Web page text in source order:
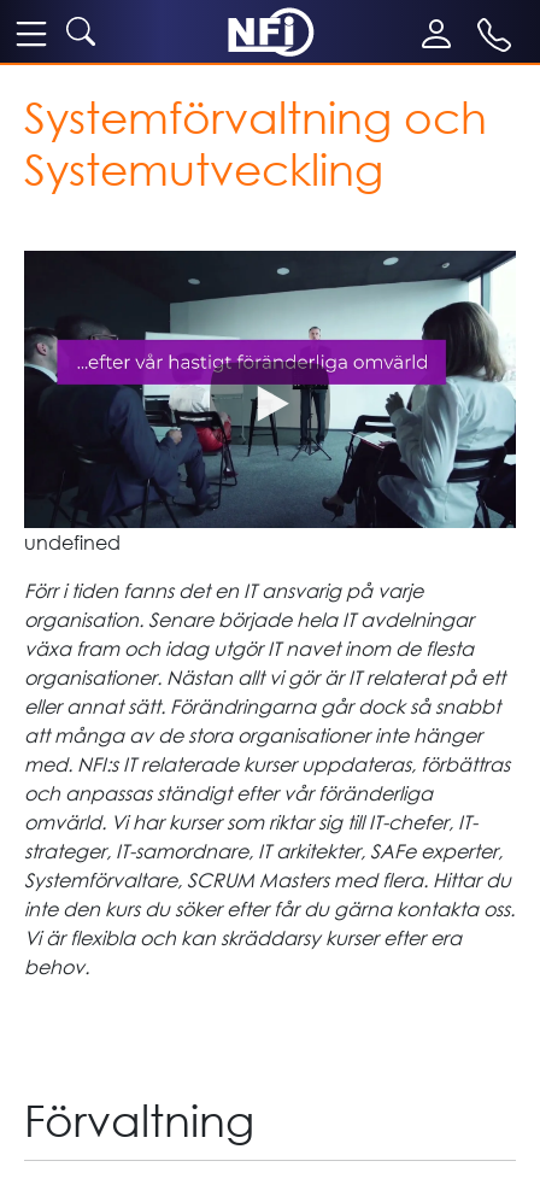
Systemförvaltning och
Systemutveckling
undefined
Förr i tiden fanns det en IT ansvarig på varje
organisation. Senare började hela IT avdelningar
växa fram och idag utgör IT navet inom de flesta
organisationer. Nästan allt vi gör är IT relaterat på ett
eller annat sätt. Förändringarna går dock så snabbt
att många av de stora organisationer inte hänger
med. NFI:s IT relaterade kurser uppdateras, förbättras
och anpassas ständigt efter vår föränderliga
omvärld. Vi har kurser som riktar sig till IT-chefer, IT-
strateger, IT-samordnare, IT arkitekter, SAFe experter,
Systemförvaltare, SCRUM Masters med flera. Hittar du
inte den kurs du söker efter får du gärna kontakta oss.
Vi är flexibla och kan skräddarsy kurser efter era
behov.
Förvaltning